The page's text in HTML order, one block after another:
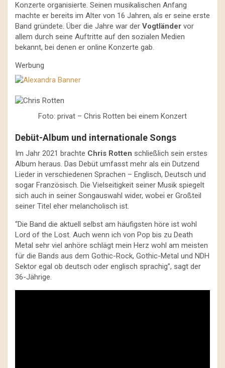
Konzerte organisierte. Seinen musikalischen Anfang
machte er bereits im Alter von 16 Jahren, als er seine erste
Band gründete. Über die Jahre war der Vogtländer vor
allem durch seine Auftritte auf den sozialen Medien
bekannt, bei denen er online Konzerte gab.
Werbung
Foto: privat – Chris Rotten bei einem Konzert
Debüt-Album und internationale Songs
Im Jahr 2021 brachte Chris Rotten schließlich sein erstes
Album heraus. Das Debüt umfasst mehr als ein Dutzend
Lieder in verschiedenen Sprachen – Englisch, Deutsch und
sogar Französisch. Die Vielseitigkeit seiner Musik spiegelt
sich auch in seiner Songauswahl wider, wobei er Großteil
seiner Titel eher melancholisch ist.
“Die Band die aktuell selbst am häufigsten höre ist wohl
Lord of the Lost. Auch wenn ich von Pop bis zu Death
Metal sehr viel anhöre schlägt mein Herz wohl am meisten
für die Bands aus dem Gothic-Rock, Gothic-Metal und NDH
Sektor egal ob deutsch oder englisch sprachig”, sagt der
36-Jährige.